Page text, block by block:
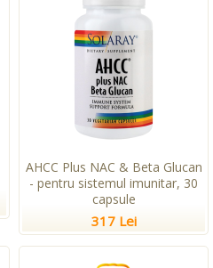
AHCC Plus NAC & Beta Glucan
- pentru sistemul imunitar, 30
capsule
317 Lei